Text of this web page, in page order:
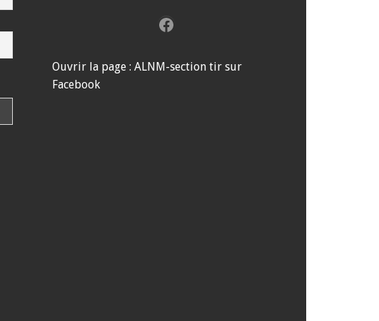
Facebook
Ouvrir la page : ALNM-section tir sur
Facebook